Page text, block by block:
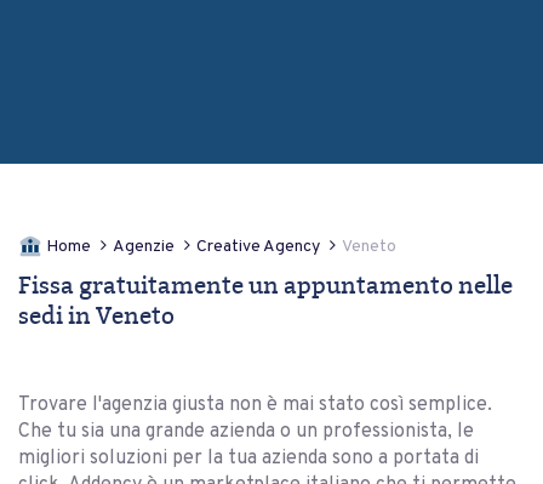
Home Agenzie Creative Agency Veneto
Fissa gratuitamente un appuntamento nelle
sedi in Veneto
Trovare l'agenzia giusta non è mai stato così semplice.
Che tu sia una grande azienda o un professionista, le
migliori soluzioni per la tua azienda sono a portata di